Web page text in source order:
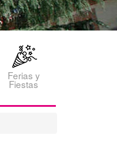
Ferias y
Fiestas